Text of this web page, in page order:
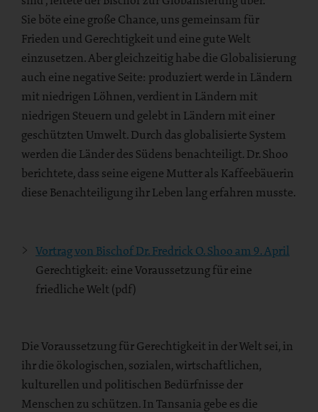
Sie böte eine große Chance, uns gemeinsam für
Frieden und Gerechtigkeit und eine gute Welt
einzusetzen. Aber gleichzeitig habe die Globalisierung
auch eine negative Seite: produziert werde in Ländern
mit niedrigen Löhnen, verdient in Ländern mit
niedrigen Steuern und gelebt in Ländern mit einer
geschützten Umwelt. Durch das globalisierte System
werden die Länder des Südens benachteiligt. Dr. Shoo
berichtete, dass seine eigene Mutter als Kaffeebäuerin
diese Benachteiligung ihr Leben lang erfahren musste.
Vortrag von Bischof Dr. Fredrick O. Shoo am 9. April
Gerechtigkeit: eine Voraussetzung für eine
friedliche Welt (pdf)
Die Voraussetzung für Gerechtigkeit in der Welt sei, in
ihr die ökologischen, sozialen, wirtschaftlichen,
kulturellen und politischen Bedürfnisse der
Menschen zu schützen. In Tansania gebe es die